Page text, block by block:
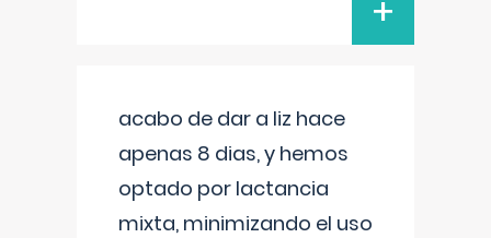
+
acabo de dar a liz hace
apenas 8 dias, y hemos
optado por lactancia
mixta, minimizando el uso